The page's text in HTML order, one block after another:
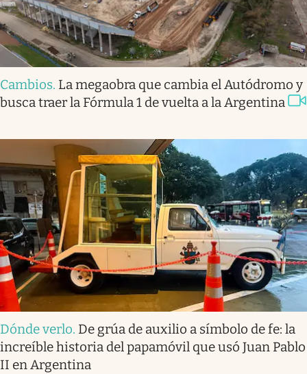
Cambios. La megaobra que cambia el Autódromo y
busca traer la Fórmula 1 de vuelta a la Argentina
Dónde verlo. De grúa de auxilio a símbolo de fe: la
increíble historia del papamóvil que usó Juan Pablo
II en Argentina